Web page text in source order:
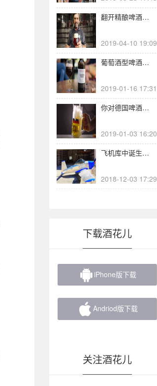
翻开精酿啤酒革命最精彩的篇章之一：布鲁克林 Brooklyn
2019-04-10 19:09
葡萄酒型啤酒？还是，啤酒型葡萄酒？
2019-01-16 17:31
你对德国啤酒的印象，其实不应该只是所谓的“黑白黄”
2019-01-03 16:20
飞机库中诞生的酒厂：自己造了一架飞机，没想到接着去酿酒了！
2018-12-03 17:29
下载酒花儿
 iPhone版下载
 Andriod版下载
关注酒花儿